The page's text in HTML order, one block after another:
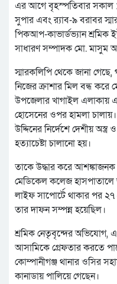
এর আগে বৃহস্পতিবার সকাল
সুপার এবং র‌্যাব-৯ বরাবর
পিকআপ-কাভার্ডভ্যান
সাধারণ সম্পাদক মো. মাসুম
স্মারকলিপি থেকে জানা
নিজের ক্রাশার মিল বন্ধ
উপজেলার খাগাইল এলাকায়
হোসেনের ওপর হামলা
উদ্দিনের নির্দেশে দেশীয়
হত্যাচেষ্টা চালানো হয়।
তাকে উদ্ধার করে
মেডিকেল কলেজ হাসপাতালে
লাইফ সাপোর্টে থাকার পর
তার দাফন সম্পন্ন হয়েছিল।
শ্রমিক নেতৃবৃন্দের অভিযোগ,
আসামিকে গ্রেফতার করতে
কোম্পানীগঞ্জ থানার ওসির
কানাডায় পালিয়ে গেছেন।